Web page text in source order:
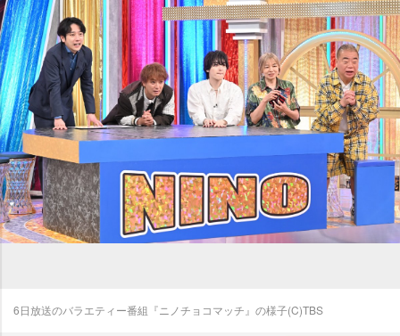
6日放送のバラエティー番組『ニノチョコマッチ』の様子(C)TBS